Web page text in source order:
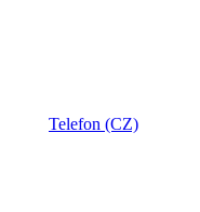
Telefon (CZ)